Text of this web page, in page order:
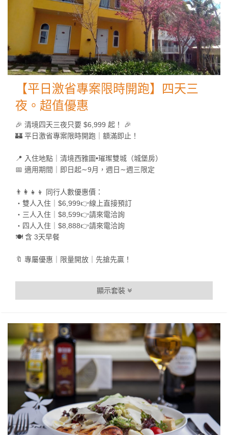
【平日激省專案限時開跑】四天三
夜。超值優惠
🎉 清境四天三夜只要 $6,999 起！ 🎉
🏰 平日激省專案限時開跑｜額滿即止！
📍 入住地點｜清境西雅圖•璀璨雙城（城堡房）
📅 適用期間｜即日起∼9月，週日∼週三限定
👨‍👩‍👧‍👦 同行人數優惠價：
・雙人入住｜$6,999👉線上直接預訂
・三人入住｜$8,599👉請來電洽詢
・四人入住｜$8,888👉請來電洽詢
🍽️ 含 3天早餐
🔖 專屬優惠｜限量開放｜先搶先贏！
顯示套裝